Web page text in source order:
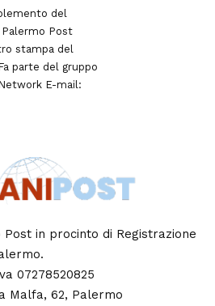
del
Post
stampa del
parte del gruppo
E-mail:
in procinto di Registrazione
07278520825
Malfa, 62, Palermo